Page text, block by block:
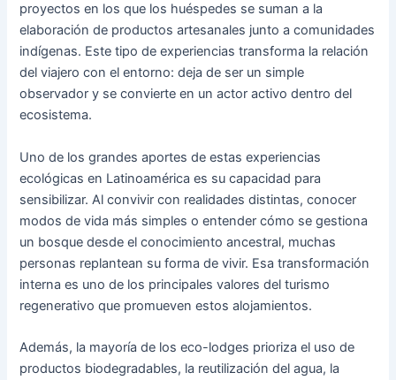
proyectos en los que los huéspedes se suman a la
elaboración de productos artesanales junto a comunidades
indígenas. Este tipo de experiencias transforma la relación
del viajero con el entorno: deja de ser un simple
observador y se convierte en un actor activo dentro del
ecosistema.
Uno de los grandes aportes de estas experiencias
ecológicas en Latinoamérica es su capacidad para
sensibilizar. Al convivir con realidades distintas, conocer
modos de vida más simples o entender cómo se gestiona
un bosque desde el conocimiento ancestral, muchas
personas replantean su forma de vivir. Esa transformación
interna es uno de los principales valores del turismo
regenerativo que promueven estos alojamientos.
Además, la mayoría de los eco-lodges prioriza el uso de
productos biodegradables, la reutilización del agua, la